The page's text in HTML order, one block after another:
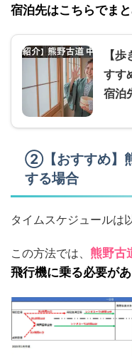
宿泊先はこちらでま
【
すす
宿泊
②【おすすめ】
する場合
タイムスケジュールは
この方法では、 熊野古
飛行機に乗る必要が